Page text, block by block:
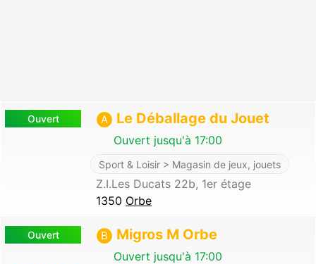
Ouvert A Le Déballage du Jouet
Ouvert jusqu'à 17:00
Sport & Loisir > Magasin de jeux, jouets
Z.I.Les Ducats 22b, 1er étage
1350 Orbe
Ouvert B Migros M Orbe
Ouvert jusqu'à 17:00